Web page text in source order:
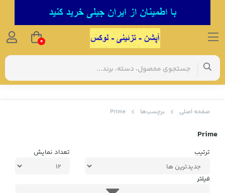
صفحه اصلی برچسب‌ها Prime
Prime
ترتیب تعداد نمایش
فیلتر
0